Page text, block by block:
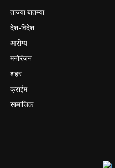
ताज्या बातम्या
देश-विदेश
आरोग्य
मनोरंजन
शहर
क्राईम
सामाजिक